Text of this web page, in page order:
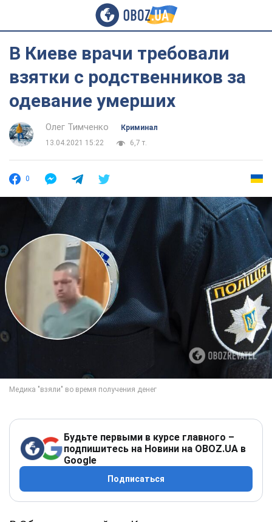
В Киеве врачи требовали
взятки с родственников за
одевание умерших
Олег Тимченко
Криминал
13.04.2021 15:22
6,7 т.
0
Будьте первыми в курсе главного –
подпишитесь на Новини на OBOZ.UA в
Google
Подписаться